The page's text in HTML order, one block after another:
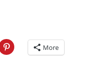
More